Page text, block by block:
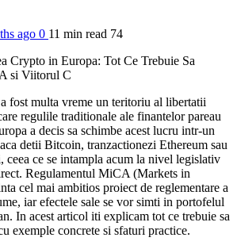
ago 0 11 min read 74
fost multa vreme un teritoriu al libertatii
regulile traditionale ale finantelor pareau
a decis sa schimbe acest lucru intr-un
detii Bitcoin, tranzactionezi Ethereum sau
ceea ce se intampla acum la nivel legislativ
Regulamentul MiCA (Markets in
cel mai ambitios proiect de reglementare a
iar efectele sale se vor simti in portofelul
In acest articol iti explicam tot ce trebuie sa
exemple concrete si sfaturi practice.